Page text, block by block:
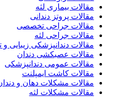
بیماری لثه
پروتز دندانی
جراحی تخصصی
جراحی لثه
دندانپزشکی زیبایی و ترمیمی
عصبکشی دندان
عمومی دندانپزشکی
کاشت ایمپلنت
مشکلات دهان و دندان
مشکلات لثه